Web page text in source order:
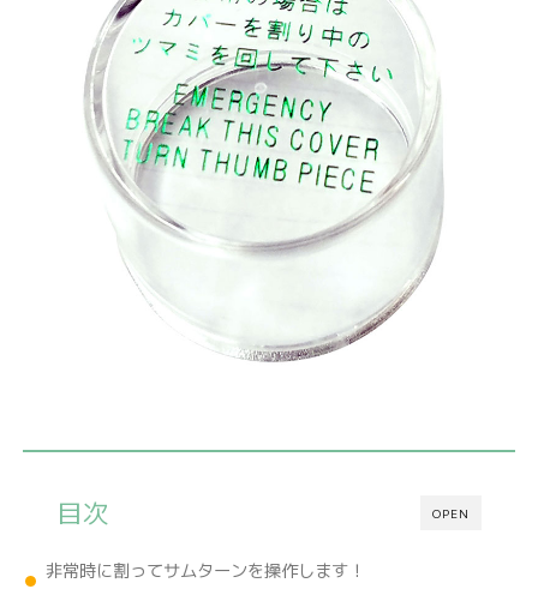
OPEN
目次
非常時に割ってサムターンを操作します！